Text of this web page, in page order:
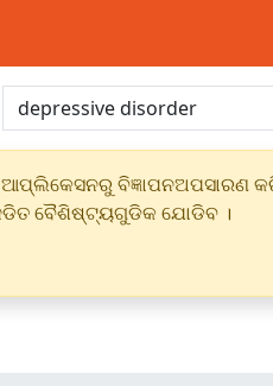
ବିଜ୍ଞାପନଅପସାରଣ
ବୈଶିଷ୍ଟ୍ୟଗୁଡିକ ଯୋଡିବ ।